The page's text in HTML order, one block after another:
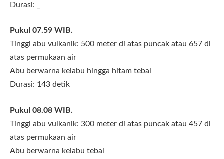
Durasi: _
Pukul 07.59 WIB.
Tinggi abu vulkanik: 500 meter di atas puncak atau 657 di
atas permukaan air
Abu berwarna kelabu hingga hitam tebal
Durasi: 143 detik
Pukul 08.08 WIB.
Tinggi abu vulkanik: 300 meter di atas puncak atau 457 di
atas permukaan air
Abu berwarna kelabu tebal